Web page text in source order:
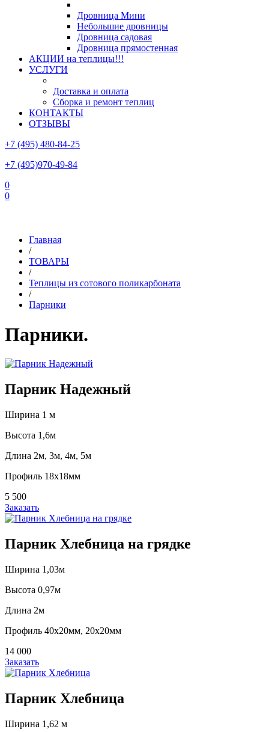
Дровница Мини
Небольшие дровницы
Дровница садовая
Дровница прямостенная
АКЦИИ на теплицы!!!
УСЛУГИ
Доставка и оплата
Сборка и ремонт теплиц
КОНТАКТЫ
ОТЗЫВЫ
+7 (495) 480-84-25
+7 (495)970-49-84
0
0
Главная
/
ТОВАРЫ
/
Теплицы из сотового поликарбоната
/
Парники
Парники.
Парник Надежный
Ширина 1 м
Высота 1,6м
Длина 2м, 3м, 4м, 5м
Профиль 18х18мм
5 500
Заказать
Парник Хлебница на грядке
Ширина 1,03м
Высота 0,97м
Длина 2м
Профиль 40x20мм, 20x20мм
14 000
Заказать
Парник Хлебница
Ширина 1,62 м